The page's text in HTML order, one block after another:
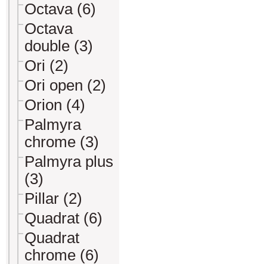
Octava (6)
Octava
double (3)
Ori (2)
Ori open (2)
Orion (4)
Palmyra
chrome (3)
Palmyra plus
(3)
Pillar (2)
Quadrat (6)
Quadrat
chrome (6)